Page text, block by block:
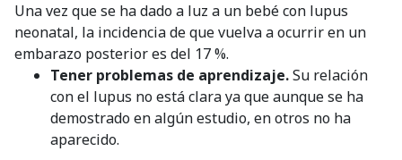
Una vez que se ha dado a luz a un bebé con lupus
neonatal, la incidencia de que vuelva a ocurrir en un
embarazo posterior es del 17 %.
Tener problemas de aprendizaje.Su relación
con el lupus no está clara ya que aunque se ha
demostrado en algún estudio, en otros no ha
aparecido.